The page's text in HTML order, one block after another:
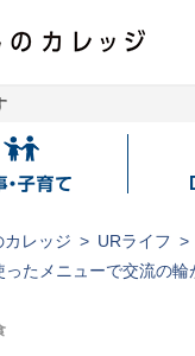
家
子
育
カレッジ
URライフ
ったメニューで交流の